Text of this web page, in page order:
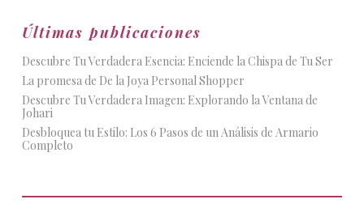
Últimas publicaciones
Descubre Tu Verdadera Esencia: Enciende la Chispa de Tu Ser
La promesa de De la Joya Personal Shopper
Descubre Tu Verdadera Imagen: Explorando la Ventana de
Johari
Desbloquea tu Estilo: Los 6 Pasos de un Análisis de Armario
Completo